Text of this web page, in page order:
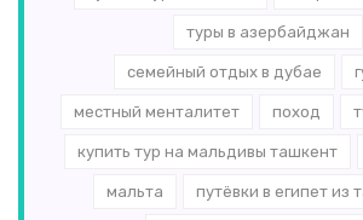
туры в азербайджан
семейный отдых в дубае
местный менталитет поход
купить тур на мальдивы ташкент
мальта путёвки в египет из